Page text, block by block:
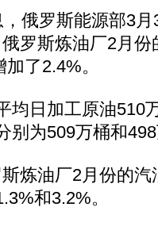
罗斯能源部3月
罗斯炼油厂2月
了2.4%。
日加工原油510
别为509万桶和
油厂2月份的汽
和3.2%。